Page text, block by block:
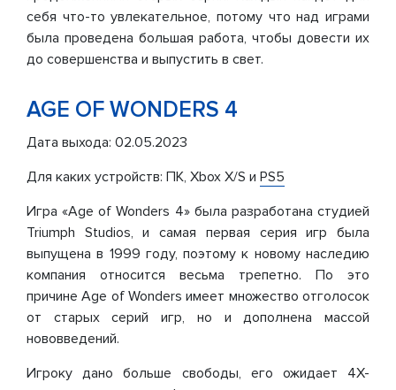
себя что-то увлекательное, потому что над играми
была проведена большая работа, чтобы довести их
до совершенства и выпустить в свет.
AGE OF WONDERS 4
Дата выхода: 02.05.2023
Для каких устройств: ПК, Xbox X/S и PS5
Игра «Age of Wonders 4» была разработана студией
Triumph Studios, и самая первая серия игр была
выпущена в 1999 году, поэтому к новому наследию
компания относится весьма трепетно. По это
причине Age of Wonders имеет множество отголосок
от старых серий игр, но и дополнена массой
нововведений.
Игроку дано больше свободы, его ожидает 4X-